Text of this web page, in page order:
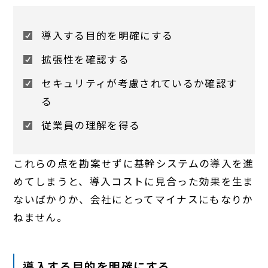
導入する目的を明確にする
拡張性を確認する
セキュリティが考慮されているか確認す
る
従業員の理解を得る
これらの点を勘案せずに基幹システムの導入を進
めてしまうと、導入コストに見合った効果を生ま
ないばかりか、会社にとってマイナスにもなりか
ねません。